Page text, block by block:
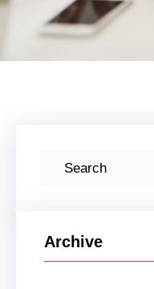
Archive